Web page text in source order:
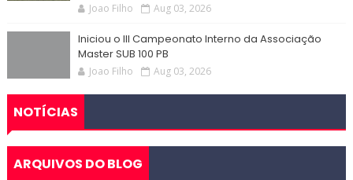
Joao Filho Aug 03, 2026
Iniciou o III Campeonato Interno da Associação
Master SUB 100 PB
Joao Filho Aug 03, 2026
NOTÍCIAS
ARQUIVOS DO BLOG